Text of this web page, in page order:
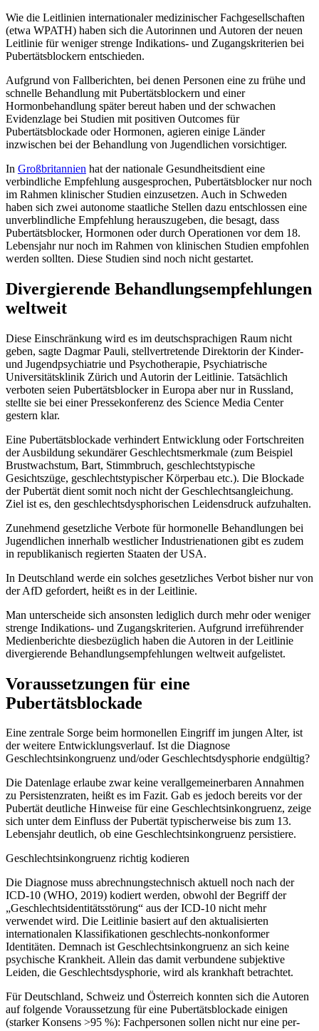
Wie die Leitlinien internationaler medizinischer Fachgesellschaften
(etwa WPATH) haben sich die Autorinnen und Autoren der neuen
Leitlinie für weniger strenge Indikations- und Zugangskriterien bei
Pubertätsblockern entschieden.
Aufgrund von Fallberichten, bei denen Personen eine zu frühe und
schnelle Behandlung mit Pubertätsblo­ckern und einer
Hormonbehandlung später bereut haben und der schwachen
Evidenzlage bei Studien mit positiven Outcomes für
Pubertätsblockade oder Hormonen, agieren einige Länder
inzwischen bei der Be­handlung von Jugendlichen vorsichtiger.
In Großbritannien hat der nationale Gesundheitsdient eine
verbindliche Empfehlung ausgesprochen, Puber­tätsblocker nur noch
im Rahmen klinischer Studien einzusetzen. Auch in Schweden
haben sich zwei autono­me staatliche Stellen dazu entschlossen eine
unverblindliche Empfehlung herauszugeben, die besagt, dass
Pubertätsblocker, Hormonen oder durch Operationen vor dem 18.
Lebensjahr nur noch im Rahmen von klinischen Studien empfohlen
werden sollten. Diese Studien sind noch nicht gestartet.
Divergierende Behandlungsempfehlungen
weltweit
Diese Einschränkung wird es im deutschsprachigen Raum nicht
geben, sagte Dagmar Pauli, stellvertretende Direktorin der Kinder-
und Jugendpsychiatrie und Psychotherapie, Psychiatrische
Universitätsklinik Zürich und Autorin der Leitlinie. Tatsächlich
verboten seien Pubertätsblocker in Europa aber nur in Russland,
stellte sie bei einer Pressekonferenz des Science Media Center
gestern klar.
Eine Pubertätsblockade verhindert Entwicklung oder Fortschreiten
der Ausbildung sekundärer Geschlechtsmerkmale (zum Beispiel
Brustwachstum, Bart, Stimmbruch, geschlechtstypische
Gesichtszüge, geschlechtstypischer Körperbau etc.). Die Blockade
der Pubertät dient somit noch nicht der Geschlechtsangleichung.
Ziel ist es, den geschlechtsdysphorischen Leidensdruck aufzuhalten.
Zunehmend gesetzliche Verbote für hormonelle Behandlungen bei
Jugendlichen innerhalb westli­cher Industrienationen gibt es zudem
in republi­kanisch regierten Staaten der USA.
In Deutschland werde ein solches gesetzliches Verbot bisher nur von
der AfD gefordert, heißt es in der Leitlinie.
Man unterscheide sich ansonsten lediglich durch mehr oder weniger
strenge Indikations- und Zu­gangskriterien. Aufgrund irreführender
Medienbe­richte diesbezüglich haben die Autoren in der Leit­linie
divergierende Behandlungsempfeh­lungen weltweit aufgelistet.
Voraussetzungen für eine
Pubertätsblockade
Eine zentrale Sorge beim hormonellen Eingriff im jungen Alter, ist
der weitere Entwicklungsverlauf. Ist die Diagnose
Geschlechtsinkongruenz und/oder Geschlechtsdysphorie endgültig?
Die Datenlage erlaube zwar keine verallgemeinerbaren Annahmen
zu Persistenzraten, heißt es im Fazit. Gab es jedoch bereits vor der
Pubertät deutliche Hinweise für eine Geschlechtsinkongruenz, zeige
sich unter dem Einfluss der Pubertät typischerweise bis zum 13.
Lebensjahr deutlich, ob eine Geschlechtsinkongruenz persistiere.
Geschlechtsinkongruenz richtig kodieren
Die Diagnose muss abrechnungstechnisch aktuell noch nach der
ICD-10 (WHO, 2019) kodiert werden, obwohl der Begriff der
„Geschlechtsidentitätsstörung“ aus der ICD-10 nicht mehr
verwendet wird. Die Leitlinie basiert auf den aktualisierten
internationalen Klassifikationen geschlechts-nonkonformer
Identitäten. Demnach istGeschlechtsinkongruenz an sich keine
psychische Krankheit. Allein das damit verbundene subjektive
Leiden, die Geschlechtsdysphorie, wird als krankhaft betrachtet.
Für Deutschland, Schweiz und Österreich konnten sich die Autoren
auf folgende Voraussetzung für eine Pubertätsblockade einigen
(starker Konsens >95 %): Fachpersonen sollen nicht nur eine per­